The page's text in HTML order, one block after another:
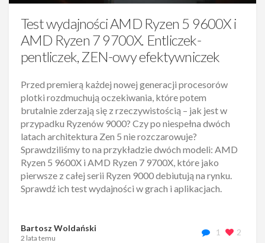
Test wydajności AMD Ryzen 5 9600X i
AMD Ryzen 7 9700X. Entliczek-
pentliczek, ZEN-owy efektywniczek
Przed premierą każdej nowej generacji procesorów
plotki rozdmuchują oczekiwania, które potem
brutalnie zderzają się z rzeczywistością – jak jest w
przypadku Ryzenów 9000? Czy po niespełna dwóch
latach architektura Zen 5 nie rozczarowuje?
Sprawdziliśmy to na przykładzie dwóch modeli: AMD
Ryzen 5 9600X i AMD Ryzen 7 9700X, które jako
pierwsze z całej serii Ryzen 9000 debiutują na rynku.
Sprawdź ich test wydajności w grach i aplikacjach.
Bartosz Woldański
2 lata temu
1 2